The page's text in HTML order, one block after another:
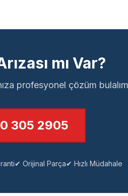
mı Var?
profesyonel çözüm
305 2905
✔ Orijinal Parça✔ Hızlı Müdahale